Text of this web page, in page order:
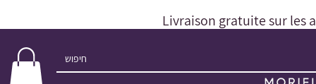
Livraison gratuite sur les